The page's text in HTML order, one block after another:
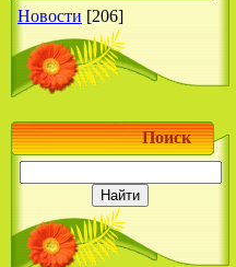
Новости [206]
Поиск